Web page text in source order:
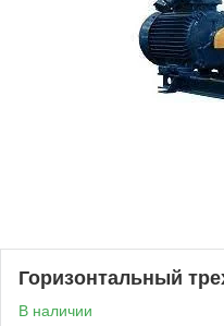
Горизонтальный
В наличии